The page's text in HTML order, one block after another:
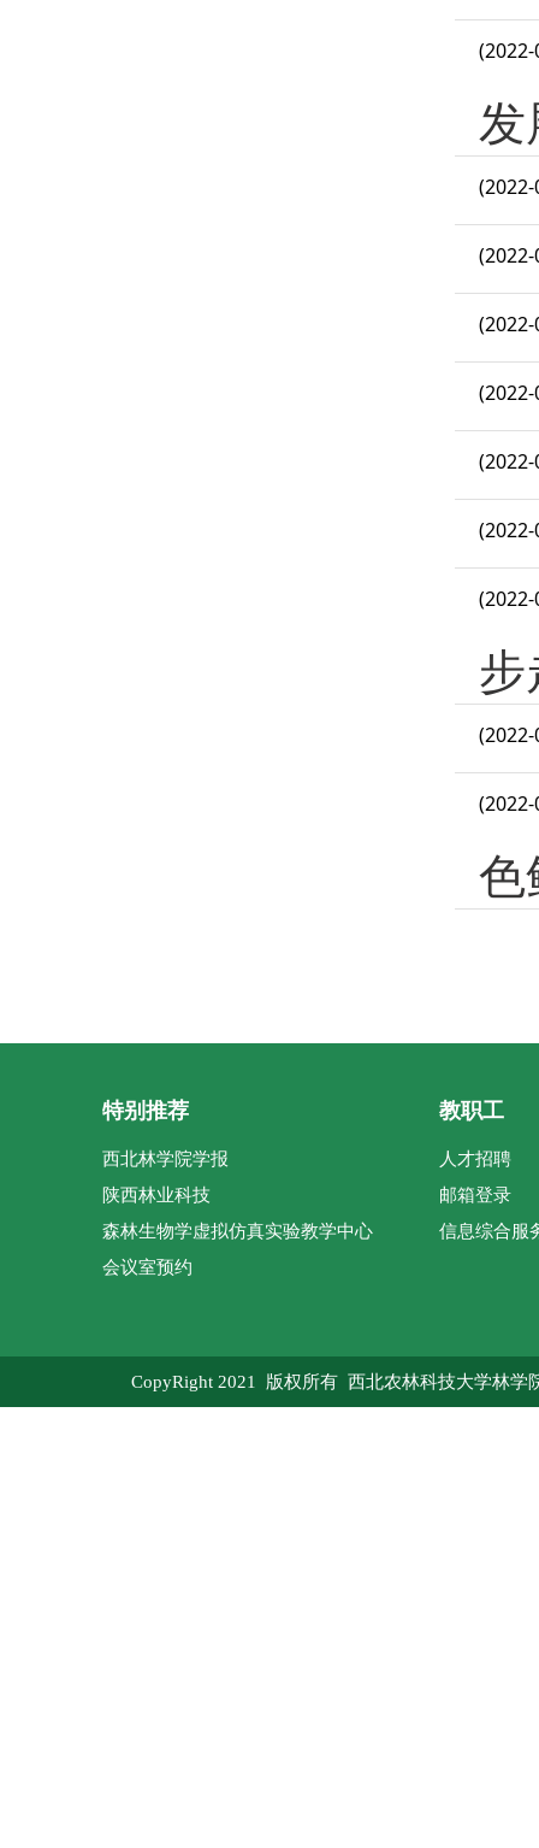
发
色
特别推荐
西北林学院学报
陕西林业科技
森林生物学虚拟仿真实验教学中心
会议室预约
教职工
人才招聘
邮箱登录
信息综合服
CopyRight 2021 版权所有 西北农林科技大学林